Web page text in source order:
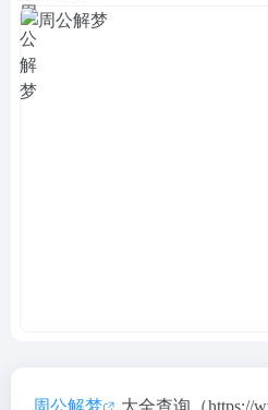
周公解梦
大全查询（https://